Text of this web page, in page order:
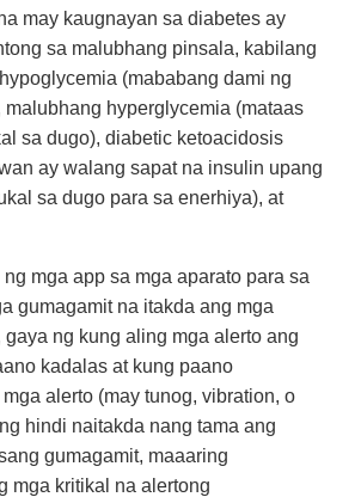
may kaugnayan sa diabetes ay
sa malubhang pinsala, kabilang
(mababang dami ng
malubhang hyperglycemia (mataas
sa dugo), diabetic ketoacidosis
ay walang sapat na insulin upang
sa dugo para sa enerhiya), at
mga app sa mga aparato para sa
gumagamit na itakda ang mga
gaya ng kung aling mga alerto ang
kadalas at kung paano
alerto (may tunog, vibration, o
hindi naitakda nang tama ang
gumagamit, maaaring
mga kritikal na alertong